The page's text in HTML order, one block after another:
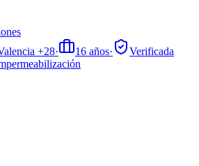
+28· 16 años·
Verificada